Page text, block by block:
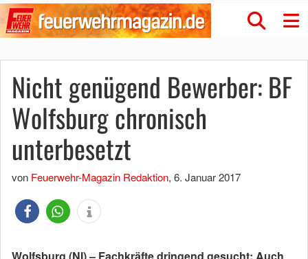
Nicht genügend Bewerber: BF
Wolfsburg chronisch
unterbesetzt
von Feuerwehr-Magazin Redaktion, 6. Januar 2017